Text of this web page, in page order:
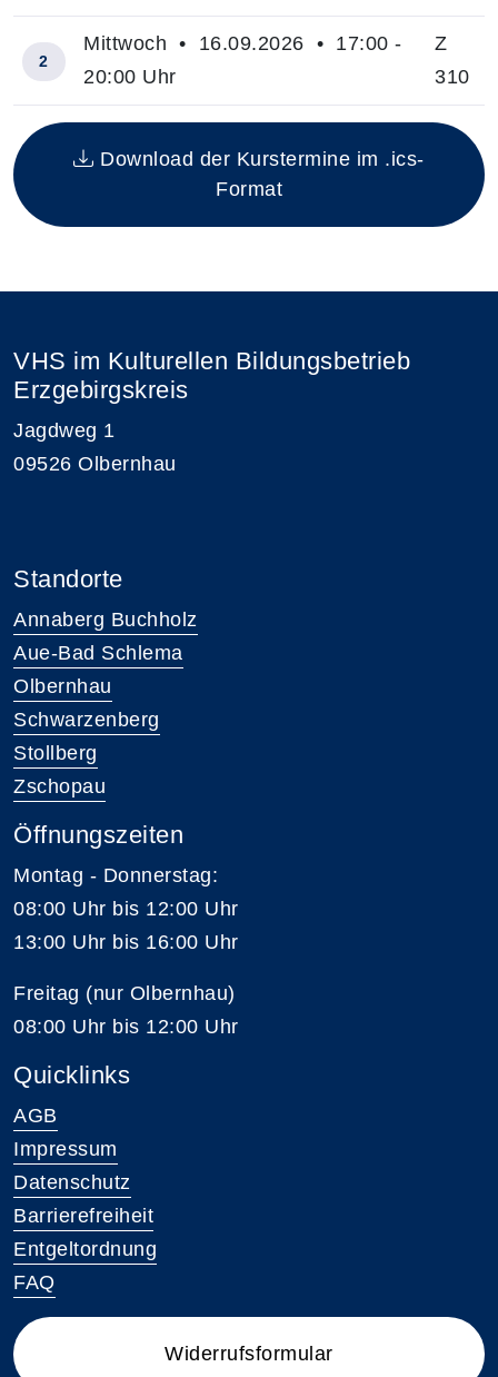
Insgesamt gibt es 2 Termine zum diesen Kurs
2
Mittwoch • 16.09.2026 • 17:00 -
20:00 Uhr
Z
310
Download der Kurstermine im .ics-
Format
VHS im Kulturellen Bildungsbetrieb
Erzgebirgskreis
Jagdweg 1
09526 Olbernhau
Standorte
Annaberg Buchholz
Aue-Bad Schlema
Olbernhau
Schwarzenberg
Stollberg
Zschopau
Öffnungszeiten
Montag - Donnerstag:
08:00 Uhr bis 12:00 Uhr
13:00 Uhr bis 16:00 Uhr
Freitag (nur Olbernhau)
08:00 Uhr bis 12:00 Uhr
Quicklinks
AGB
Impressum
Datenschutz
Barrierefreiheit
Entgeltordnung
FAQ
Widerrufsformular